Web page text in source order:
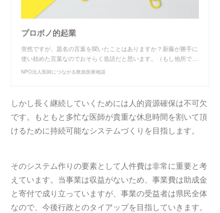
プロボノ的起業
突然ですが、題名の言葉を聞いたことはありますか？新藤が勝手に
使い始めた言葉なのでおそらく造語だと思います。（もし他所で…
NPO法人医師につながる救急医療相談
しかし長く継続していくためには人的資源確保は不可欠
です。もともと多忙な医師が貴重な休息時間を割いて頂
けるために持続可能なシステムづくりを目指します。
そのシステム作りの要素として人件費は非常に重要と考
えています。当事業は収益がないため、事業費は助成金
と寄付で成り立っていますが、事業の受益者は県民全体
なので、今後行政とのタイアップを目指していきます。